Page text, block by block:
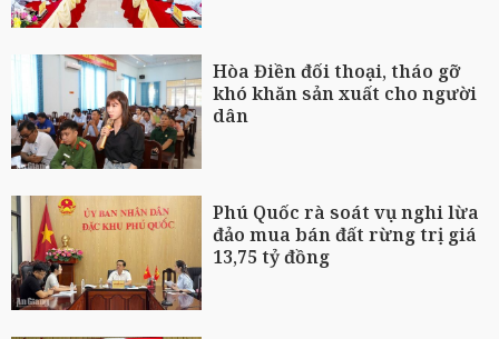
Hòa Điền đối thoại, tháo gỡ
khó khăn sản xuất cho người
dân
Phú Quốc rà soát vụ nghi lừa
đảo mua bán đất rừng trị giá
13,75 tỷ đồng